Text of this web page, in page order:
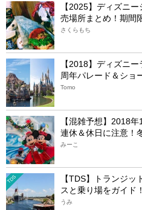
【2025】ディズニ
売場所まとめ！期間
さくらもち
【2018】ディズニ
周年パレード＆ショ
Tomo
【混雑予想】2018
連休＆休日に注意！
みーこ
TDS
【TDS】トランジ
スと乗り場をガイド
うみ